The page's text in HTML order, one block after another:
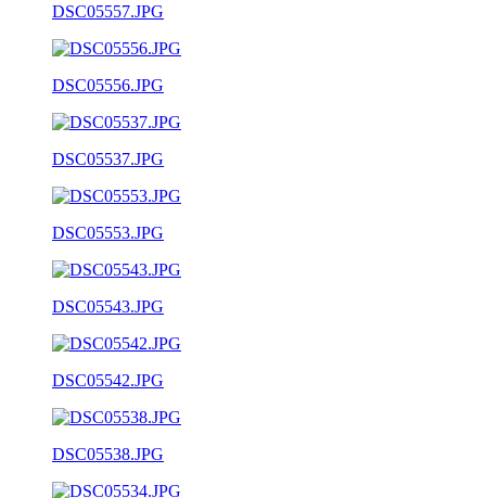
DSC05557.JPG
DSC05556.JPG
DSC05537.JPG
DSC05553.JPG
DSC05543.JPG
DSC05542.JPG
DSC05538.JPG